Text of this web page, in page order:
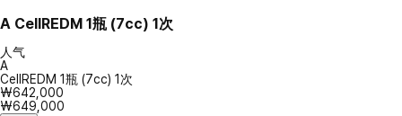
A CellREDM 1瓶 (7cc) 1次
人气
A
CellREDM 1瓶 (7cc) 1次
₩642,000
₩649,000